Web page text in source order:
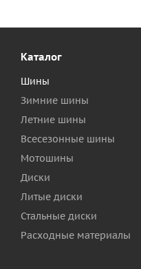
Каталог
Шины
Зимние шины
Летние шины
Всесезонные шины
Мотошины
Диски
Литые диски
Стальные диски
Расходные материалы